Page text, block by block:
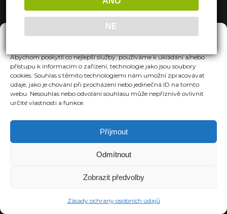
Spravovat Souhlas
Abychom poskytli co nejlepší služby, používáme k ukládání a/nebo
přístupu k informacím o zařízení, technologie jako jsou soubory
cookies. Souhlas s těmito technologiemi nám umožní zpracovávat
údaje, jako je chování při procházení nebo jedinečná ID na tomto
webu. Nesouhlas nebo odvolání souhlasu může nepříznivě ovlivnit
určité vlastnosti a funkce.
Příjmout
Odmítnout
Zobrazit předvolby
Zásady ochrany osobních údajů
NE